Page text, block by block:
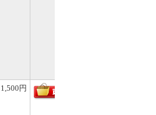
1,500円